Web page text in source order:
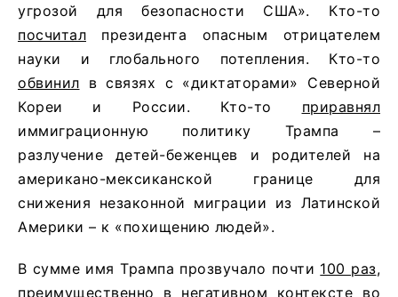
угрозой для безопасности США». Кто-то
посчитал президента опасным отрицателем
науки и глобального потепления. Кто-то
обвинил в связях с «диктаторами» Северной
Кореи и России. Кто-то приравнял
иммиграционную политику Трампа –
разлучение детей-беженцев и родителей на
американо-мексиканской границе для
снижения незаконной миграции из Латинской
Америки – к «похищению людей».
В сумме имя Трампа прозвучало почти 100 раз,
преимущественно в негативном контексте во